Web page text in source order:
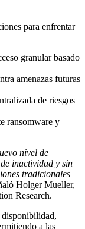
para enfrentar
granular basado
amenazas futuras
de riesgos
ransomware y
nivel de
inactividad y sin
tradicionales
Holger Mueller,
Research.
disponibilidad,
a las